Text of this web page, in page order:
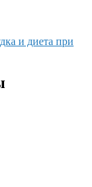
и диета при